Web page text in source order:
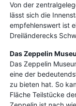
Von der
lässt sich die
empfehlenswert ist
Dreiländerecks
Das Zeppelin
Das Zeppelin
eine der
zu bieten hat. So
Fläche Teilstücke